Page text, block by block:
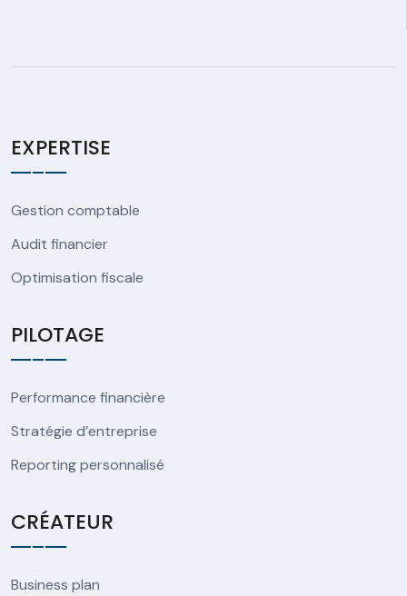
EXPERTISE
Gestion comptable
Audit financier
Optimisation fiscale
PILOTAGE
Performance financière
Stratégie d’entreprise
Reporting personnalisé
CRÉATEUR
Business plan